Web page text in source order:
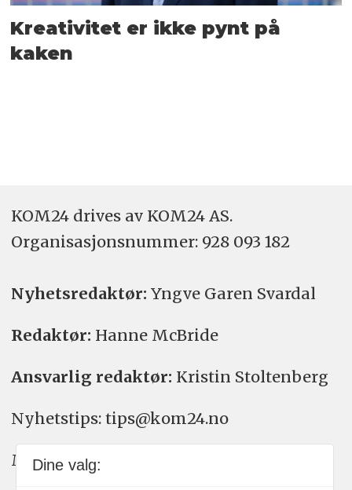
Kreativitet er ikke pynt på
kaken
KOM24 drives av KOM24 AS.
Organisasjons­nummer: 928 093 182
Nyhetsredaktør: Yngve Garen Svardal
Redaktør: Hanne McBride
Ansvarlig redaktør: Kristin Stoltenberg
Nyhetstips: tips@kom24.no
Meninger: meninger@kom24.no
Dine valg: